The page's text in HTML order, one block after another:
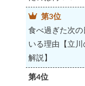
第3位
食べ過ぎた次
いる理由【立
解説】
第4位